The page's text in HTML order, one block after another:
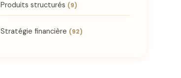
Produits structurés (9)
Stratégie financière (92)